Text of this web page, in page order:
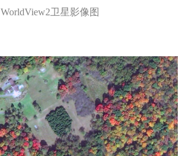
WorldView2卫星影像图